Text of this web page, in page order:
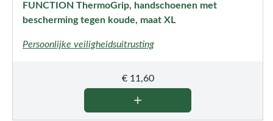
FUNCTION ThermoGrip, handschoenen met
bescherming tegen koude, maat XL
Persoonlijke veiligheidsuitrusting
€11,60